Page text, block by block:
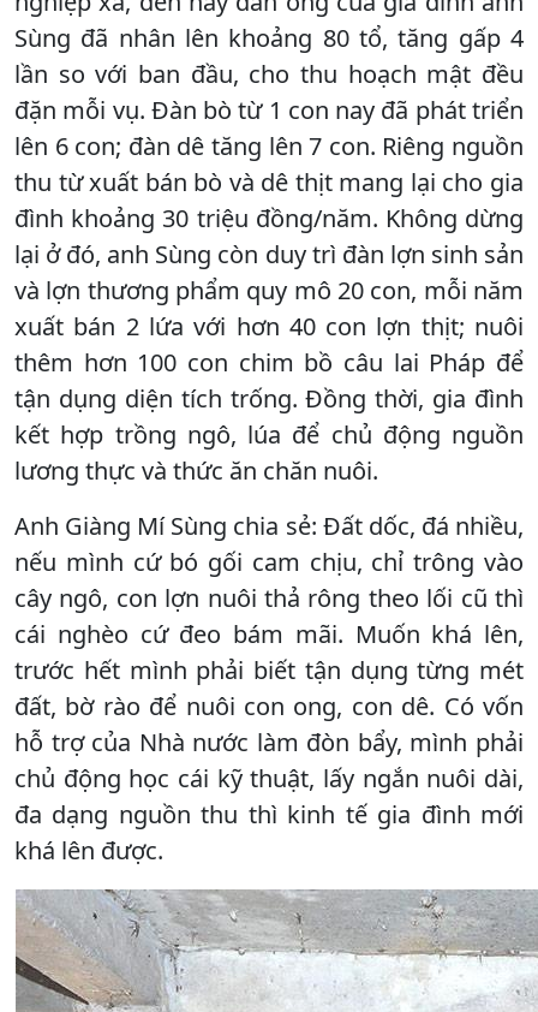
Sùng đã nhân lên khoảng 80 tổ, tăng gấp 4
lần so với ban đầu, cho thu hoạch mật đều
đặn mỗi vụ. Đàn bò từ 1 con nay đã phát triển
lên 6 con; đàn dê tăng lên 7 con. Riêng nguồn
thu từ xuất bán bò và dê thịt mang lại cho gia
đình khoảng 30 triệu đồng/năm. Không dừng
lại ở đó, anh Sùng còn duy trì đàn lợn sinh sản
và lợn thương phẩm quy mô 20 con, mỗi năm
xuất bán 2 lứa với hơn 40 con lợn thịt; nuôi
thêm hơn 100 con chim bồ câu lai Pháp để
tận dụng diện tích trống. Đồng thời, gia đình
kết hợp trồng ngô, lúa để chủ động nguồn
lương thực và thức ăn chăn nuôi.
Anh Giàng Mí Sùng chia sẻ: Đất dốc, đá nhiều,
nếu mình cứ bó gối cam chịu, chỉ trông vào
cây ngô, con lợn nuôi thả rông theo lối cũ thì
cái nghèo cứ đeo bám mãi. Muốn khá lên,
trước hết mình phải biết tận dụng từng mét
đất, bờ rào để nuôi con ong, con dê. Có vốn
hỗ trợ của Nhà nước làm đòn bẩy, mình phải
chủ động học cái kỹ thuật, lấy ngắn nuôi dài,
đa dạng nguồn thu thì kinh tế gia đình mới
khá lên được.